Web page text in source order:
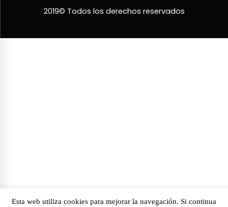
2019© Todos los derechos reservados
Esta web utiliza cookies para mejorar la navegación. Si continua